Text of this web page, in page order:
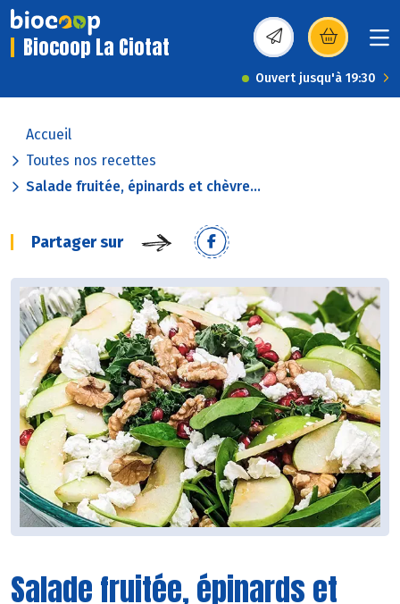
Biocoop La Ciotat (s’ouvre dans une
Ouvert jusqu'à 19:30
Accueil
Toutes nos recettes
Salade fruitée, épinards et chèvre...
Partager sur
Salade fruitée, épinards et